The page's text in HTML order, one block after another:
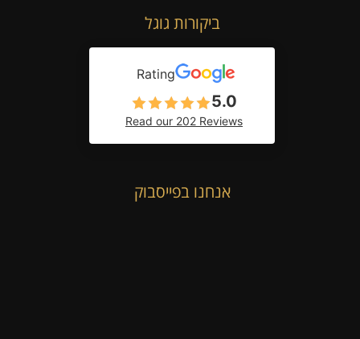
ביקורות גוגל
Rating
5.0
Read our 202 Reviews
אנחנו בפייסבוק